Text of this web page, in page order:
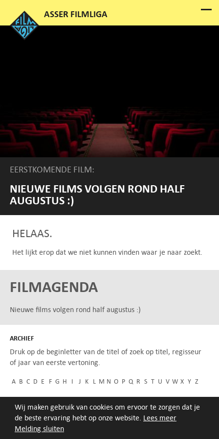
Melding sluiten
Wij maken gebruik van cookies om ervoor te zorgen dat je
de beste ervaring hebt op onze website. Lees meer
EERSTKOMENDE FILM:
NIEUWE FILMS VOLGEN ROND HALF
AUGUSTUS :)
HELAAS.
Het lijkt erop dat we niet kunnen vinden waar je naar zoekt.
FILMAGENDA
Nieuwe films volgen rond half augustus :)
ARCHIEF
Druk op de beginletter van de titel of zoek op titel, regisseur
of jaar van eerste vertoning.
A B C D E F G H I J K L M N O P Q R S T U V W X Y Z